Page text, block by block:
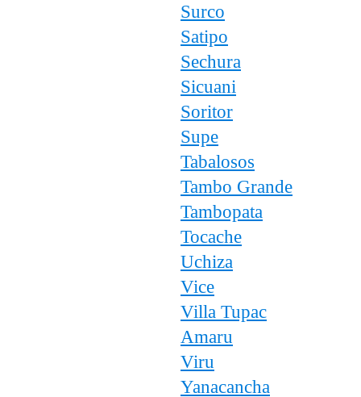
Surco
Satipo
Sechura
Sicuani
Soritor
Supe
Tabalosos
Tambo Grande
Tambopata
Tocache
Uchiza
Vice
Villa Tupac
Amaru
Viru
Yanacancha